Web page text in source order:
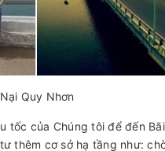
Quy Nhơn
tốc của Chúng tôi để đến
thêm cơ sở hạ tầng như: